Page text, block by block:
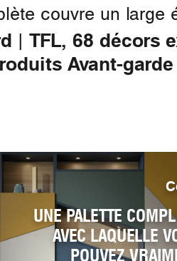
couvre un large
| TFL, 68 décors
Avant-
UNE PALETTE
AVEC LAQUELLE
POUVEZ